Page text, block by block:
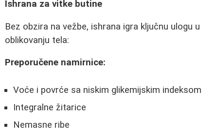
Ishrana za vitke butine
Bez obzira na vežbe, ishrana igra ključnu ulogu u
oblikovanju tela:
Preporučene namirnice:
Voće i povrće sa niskim glikemijskim indeksom
Integralne žitarice
Nemasne ribe